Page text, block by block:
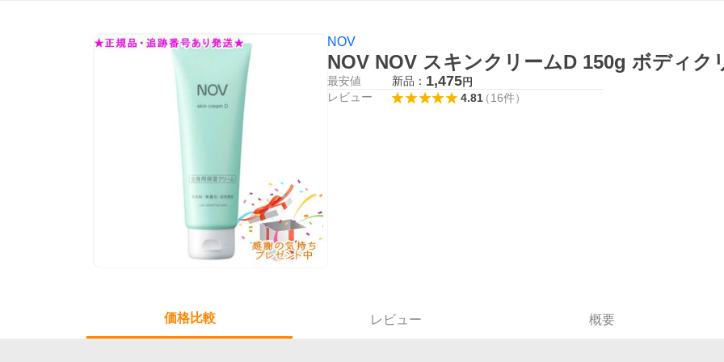
NOV
NOV NOV スキンクリームD 150g ボディク
最安値 新品： 1,475円
レビュー 4.81（16件）
価格比較 レビュー 概要